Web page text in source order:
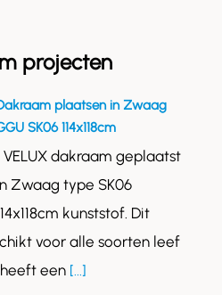
projecten
plaatsen in Zwaag
SK06 114x118cm
VELUX dakraam geplaatst
Zwaag type SK06
kunststof. Dit
voor alle soorten leef
een [...]